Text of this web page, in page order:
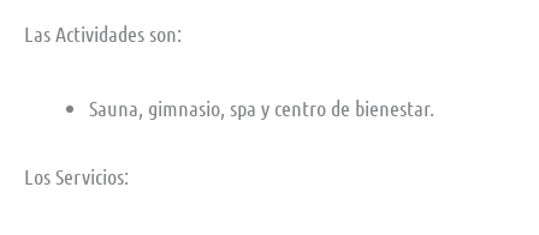
Las Actividades son:
Sauna, gimnasio, spa y centro de bienestar.
Los Servicios: